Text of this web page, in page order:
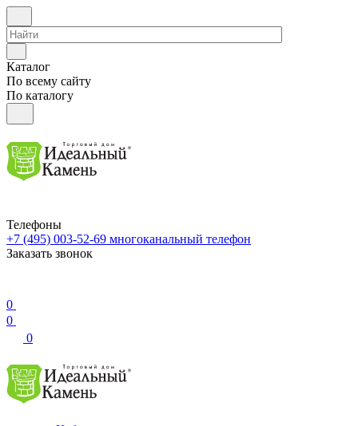
Каталог
По всему сайту
По каталогу
Телефоны
+7 (495) 003-52-69 многоканальный телефон
Заказать звонок
0
0
0